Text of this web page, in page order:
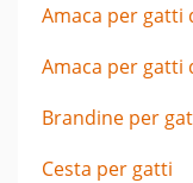
Amaca per gatti
Amaca per gatti
Brandine per
Cesta per gatti